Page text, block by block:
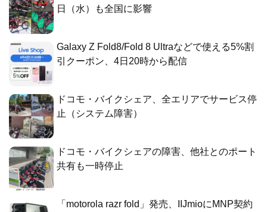
日（水）も全国に影響
Galaxy Z Fold8/Fold 8 Ultraなどで使える5%割
引クーポン、4日20時から配信
ドコモ・バイクシェア、全エリアでサービス停
止（システム障害）
ドコモ・バイクシェアの障害、他社とのポート
共有も一時停止
「motorola razr fold」発売、IIJmioにMNP契約